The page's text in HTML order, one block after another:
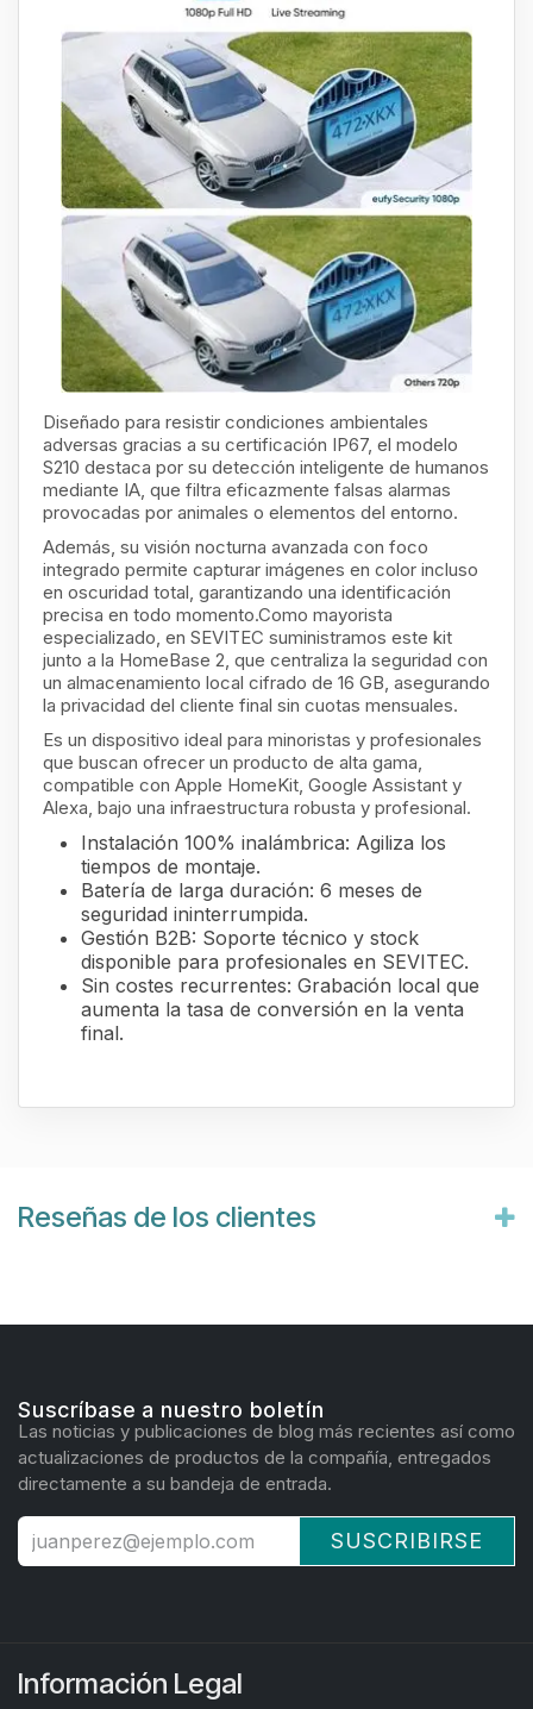
Diseñado para resistir condiciones ambientales
adversas gracias a su certificación IP67, el modelo
S210 destaca por su detección inteligente de humanos
mediante IA, que filtra eficazmente falsas alarmas
provocadas por animales o elementos del entorno.
Además, su visión nocturna avanzada con foco
integrado permite capturar imágenes en color incluso
en oscuridad total, garantizando una identificación
precisa en todo momento.Como mayorista
especializado, en SEVITEC suministramos este kit
junto a la HomeBase 2, que centraliza la seguridad con
un almacenamiento local cifrado de 16 GB, asegurando
la privacidad del cliente final sin cuotas mensuales.
Es un dispositivo ideal para minoristas y profesionales
que buscan ofrecer un producto de alta gama,
compatible con Apple HomeKit, Google Assistant y
Alexa, bajo una infraestructura robusta y profesional.
Instalación 100% inalámbrica: Agiliza los
tiempos de montaje.
Batería de larga duración: 6 meses de
seguridad ininterrumpida.
Gestión B2B: Soporte técnico y stock
disponible para profesionales en SEVITEC.
Sin costes recurrentes: Grabación local que
aumenta la tasa de conversión en la venta
final.
Reseñas de los clientes
Suscríbase a nuestro boletín
Las noticias y publicaciones de blog más recientes así como
actualizaciones de productos de la compañía, entregados
directamente a su bandeja de entrada.
SUSCRIBIRSE
Información Legal